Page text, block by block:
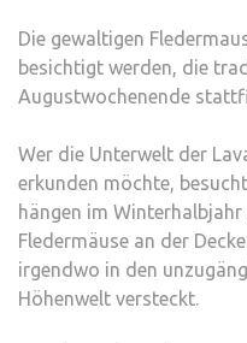
Die gewaltigen
besichtigt werden, die
Augustwochenende
Wer die Unterwelt der
erkunden möchte,
hängen im
Fledermäuse an der
irgendwo in den
Höhenwelt versteckt.